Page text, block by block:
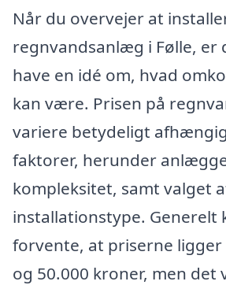
Når du overvejer at
regnvandsanlæg i Følle, er
have en idé om, hvad
kan være. Prisen på
variere betydeligt
faktorer, herunder
kompleksitet, samt valget
installationstype. Generelt
forvente, at priserne ligger
og 50.000 kroner, men det